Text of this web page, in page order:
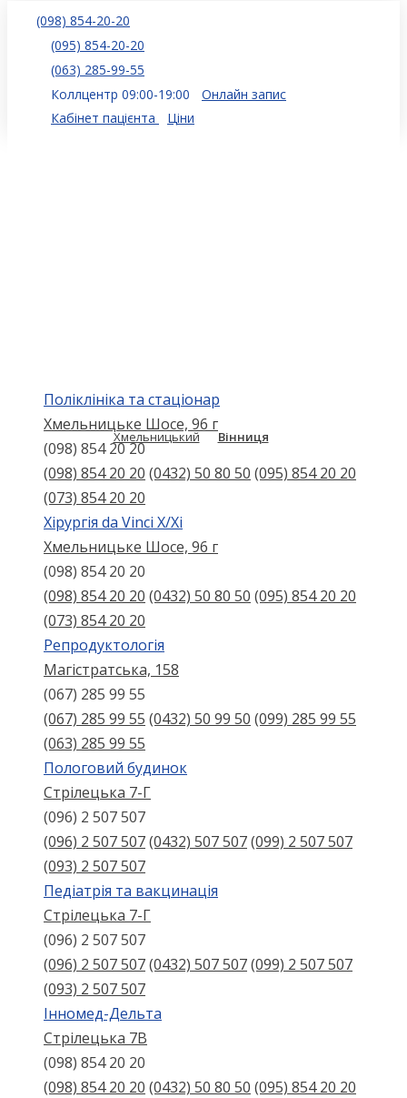
(098) 854-20-20
(095) 854-20-20
(063) 285-99-55
Коллцентр 09:00-19:00
Онлайн запис
Кабінет пацієнта
Ціни
Хмельницький Вінниця
Поліклініка та стаціонар
Хмельницьке Шосе, 96 г
(098) 854 20 20
(098) 854 20 20 (0432) 50 80 50 (095) 854 20 20
(073) 854 20 20
Хірургія da Vinci X/Xі
Хмельницьке Шосе, 96 г
(098) 854 20 20
(098) 854 20 20 (0432) 50 80 50 (095) 854 20 20
(073) 854 20 20
Репродуктологія
Магістратська, 158
(067) 285 99 55
(067) 285 99 55 (0432) 50 99 50 (099) 285 99 55
(063) 285 99 55
Пологовий будинок
Стрілецька 7-Г
(096) 2 507 507
(096) 2 507 507(0432) 507 507(099) 2 507 507
(093) 2 507 507
Педіатрія та вакцинація
Стрілецька 7-Г
(096) 2 507 507
(096) 2 507 507(0432) 507 507(099) 2 507 507
(093) 2 507 507
Інномед-Дельта
Стрілецька 7В
(098) 854 20 20
(098) 854 20 20 (0432) 50 80 50 (095) 854 20 20